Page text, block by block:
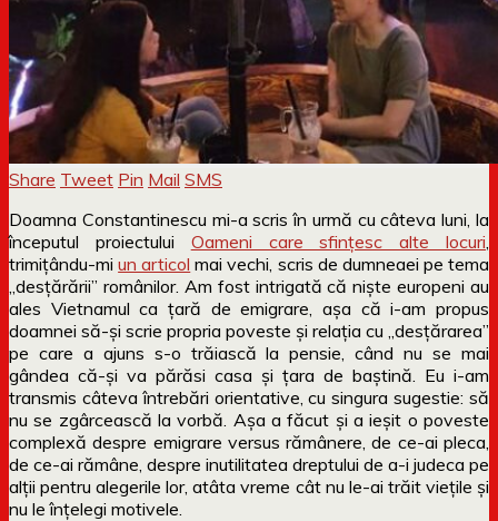
Share Tweet Pin Mail SMS
Doamna Constantinescu mi-a scris în urmă cu câteva luni, la
începutul proiectului Oameni care sfințesc alte locuri
trimițându-miun articol mai vechi, scris de dumneaei pe tema
„desțărării” românilor. Am fost intrigată că niște europeni au
ales Vietnamul ca țară de emigrare, așa că i-am propus
doamnei să-și scrie propria poveste și relația cu „desțărarea”
pe care a ajuns s-o trăiască la pensie, când nu se mai
gândea că-și va părăsi casa și țara de baștină. Eu i-am
transmis câteva întrebări orientative, cu singura sugestie: să
nu se zgârcească la vorbă. Așa a făcut și a ieșit o poveste
complexă despre emigrare versus rămânere, de ce-ai pleca,
de ce-ai rămâne, despre inutilitatea dreptului de a-i judeca pe
alții pentru alegerile lor, atâta vreme cât nu le-ai trăit viețile și
nu le înțelegi motivele.